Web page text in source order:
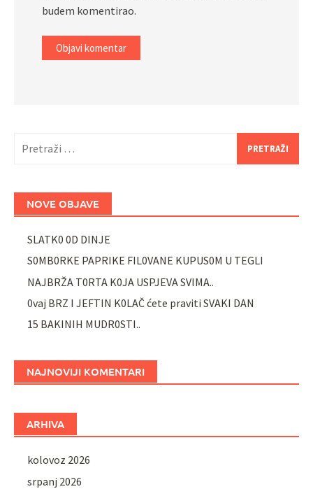
budem komentirao.
NOVE OBJAVE
SLATK0 0D DINJE
S0MB0RKE PAPRIKE FIL0VANE KUPUS0M U TEGLI
NAJBRŽA T0RTA K0JA USPJEVA SVIMA..
0vaj BRZ I JEFTIN K0LAČ ćete praviti SVAKI DAN
15 BAKINIH MUDR0STI..
NAJNOVIJI KOMENTARI
ARHIVA
kolovoz 2026
srpanj 2026